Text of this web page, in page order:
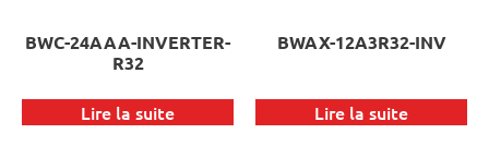
BWC-24AAA-INVERTER-
R32
Lire la suite
BWAX-12A3R32-INV
Lire la suite